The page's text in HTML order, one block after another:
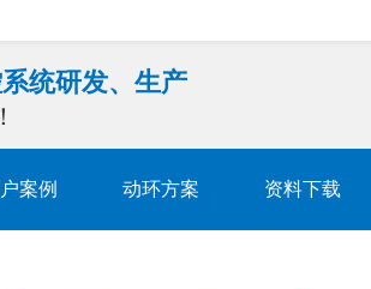
统研发、生产
案例 动环方案 资料下载